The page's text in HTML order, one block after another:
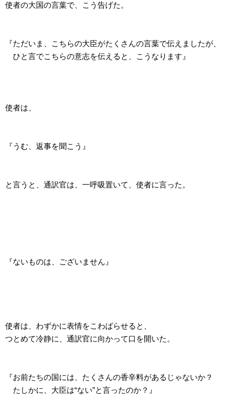
使者の大国の言葉で、こう告げた。
『ただいま、こちらの大臣がたくさんの言葉で伝えましたが、
ひと言でこちらの意志を伝えると、こうなります』
使者は、
『うむ、返事を聞こう』
と言うと、通訳官は、一呼吸置いて、使者に言った。
『ないものは、ございません』
使者は、わずかに表情をこわばらせると、
つとめて冷静に、通訳官に向かって口を開いた。
『お前たちの国には、たくさんの香辛料があるじゃないか？
たしかに、大臣は“ない”と言ったのか？』